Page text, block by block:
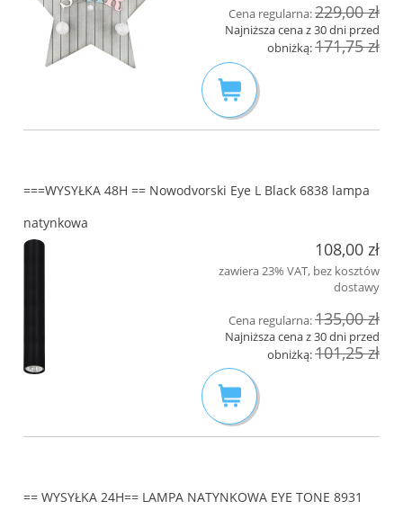
Cena regularna:229,00 zł
Najniższa cena z 30 dni przed
obniżką:171,75 zł
===WYSYŁKA 48H == Nowodvorski Eye L Black 6838 lampa
natynkowa
108,00 zł
zawiera 23% VAT, bez kosztów
dostawy
Cena regularna:135,00 zł
Najniższa cena z 30 dni przed
obniżką:101,25 zł
== WYSYŁKA 24H== LAMPA NATYNKOWA EYE TONE 8931